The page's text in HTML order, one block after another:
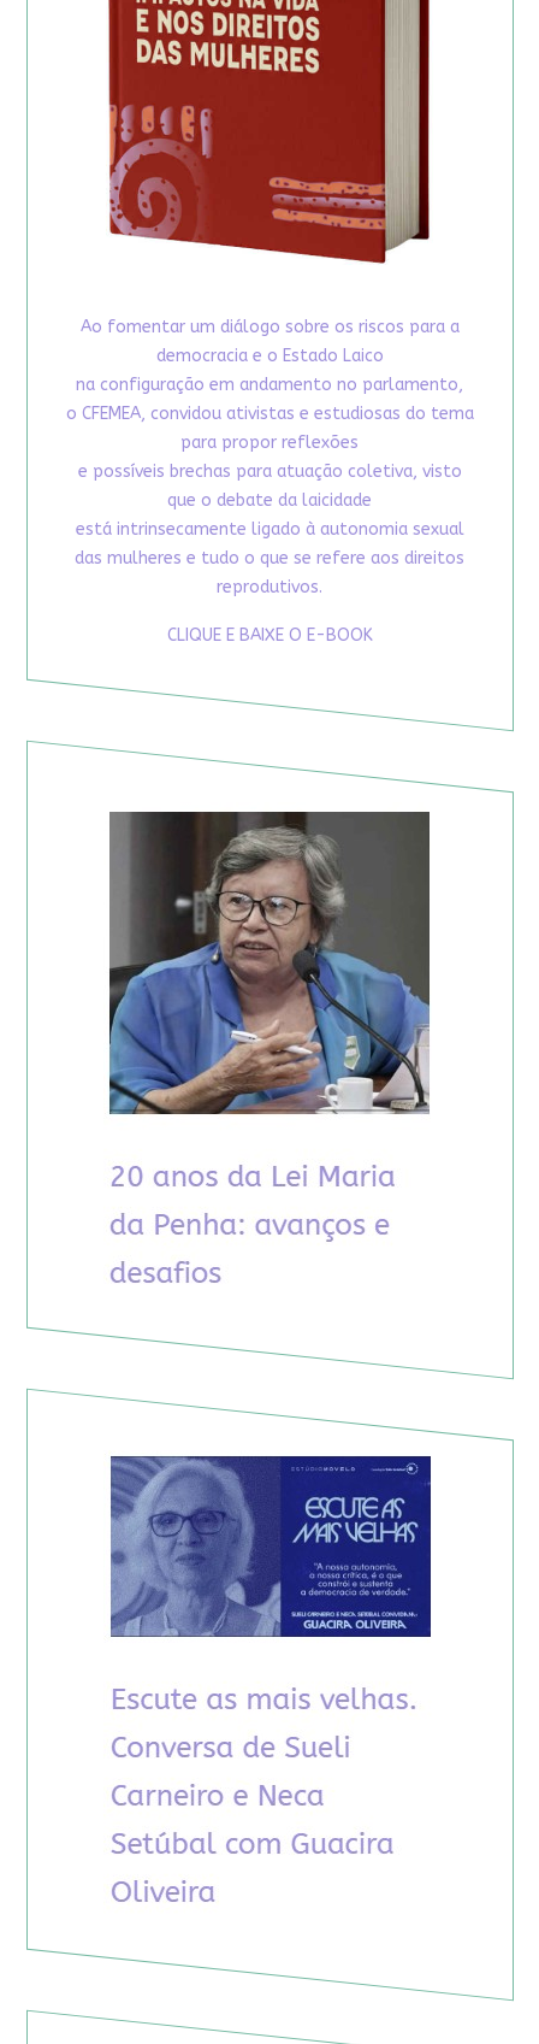
Ao fomentar um diálogo sobre os riscos para a
democracia e o Estado Laico
na configuração em andamento no parlamento,
o CFEMEA, convidou ativistas e estudiosas do tema
para propor reflexões
e possíveis brechas para atuação coletiva, visto
que o debate da laicidade
está intrinsecamente ligado à autonomia sexual
das mulheres e tudo o que se refere aos direitos
reprodutivos.
CLIQUE E BAIXE O E-BOOK